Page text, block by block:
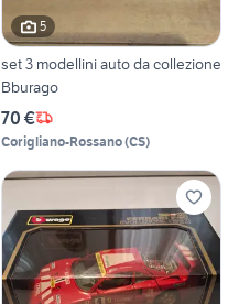
5
set 3 modellini auto da collezione
Bburago
70 €
Corigliano-Rossano(CS)